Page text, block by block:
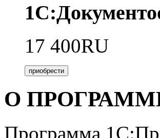
17 400RU
приобрести
О
Программа